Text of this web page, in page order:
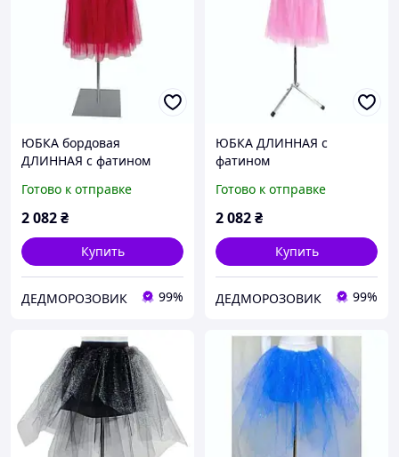
ЮБКА бордовая
ДЛИННАЯ с фатином
Готово к отправке
2 082₴
Купить
ДЕДМОРОЗОВИК 99%
ЮБКА ДЛИННАЯ с
фатином
Готово к отправке
2 082₴
Купить
ДЕДМОРОЗОВИК 99%